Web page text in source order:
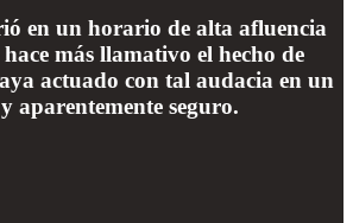
en un horario de alta afluencia
más llamativo el hecho de
actuado con tal audacia en un
aparentemente seguro.